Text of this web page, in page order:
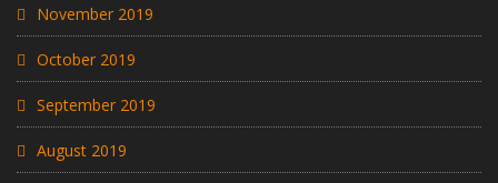
November 2019
October 2019
September 2019
August 2019